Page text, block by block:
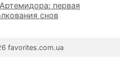
первая
снов
favorites.com.ua